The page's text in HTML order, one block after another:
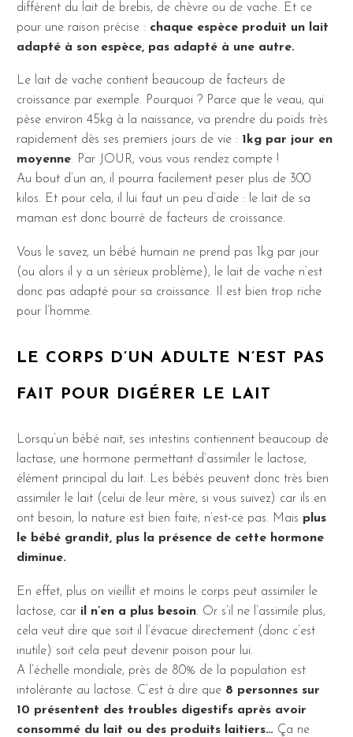
différent du lait de brebis, de chèvre ou de vache. Et ce
pour une raison précise : chaque espèce produit un lait
adapté à son espèce, pas adapté à une autre.
Le lait de vache contient beaucoup de facteurs de
croissance par exemple. Pourquoi ? Parce que le veau, qui
pèse environ 45kg à la naissance, va prendre du poids très
rapidement dès ses premiers jours de vie : 1kg par jour en
moyenne. Par JOUR, vous vous rendez compte !
Au bout d’un an, il pourra facilement peser plus de 300
kilos. Et pour cela, il lui faut un peu d’aide : le lait de sa
maman est donc bourré de facteurs de croissance.
Vous le savez, un bébé humain ne prend pas 1kg par jour
(ou alors il y a un sérieux problème), le lait de vache n’est
donc pas adapté pour sa croissance. Il est bien trop riche
pour l’homme.
LE CORPS D’UN ADULTE N’EST PAS
FAIT POUR DIGÉRER LE LAIT
Lorsqu’un bébé nait, ses intestins contiennent beaucoup de
lactase, une hormone permettant d’assimiler le lactose,
élément principal du lait. Les bébés peuvent donc très bien
assimiler le lait (celui de leur mère, si vous suivez) car ils en
ont besoin, la nature est bien faite, n’est-ce pas. Mais plus
le bébé grandit, plus la présence de cette hormone
diminue.
En effet, plus on vieillit et moins le corps peut assimiler le
lactose, car il n’en a plus besoin. Or s’il ne l’assimile plus,
cela veut dire que soit il l’évacue directement (donc c’est
inutile) soit cela peut devenir poison pour lui.
A l’échelle mondiale, près de 80% de la population est
intolérante au lactose. C’est à dire que 8 personnes sur
10 présentent des troubles digestifs après avoir
consommé du lait ou des produits laitiers… Ça ne